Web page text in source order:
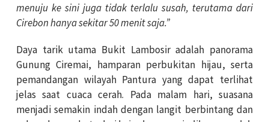
menuju ke sini juga tidak terlalu susah, terutama dari
Cirebon hanya sekitar 50 menit saja.”
Daya tarik utama Bukit Lambosir adalah panorama
Gunung Ciremai, hamparan perbukitan hijau, serta
pemandangan wilayah Pantura yang dapat terlihat
jelas saat cuaca cerah. Pada malam hari, suasana
menjadi semakin indah dengan langit berbintang dan